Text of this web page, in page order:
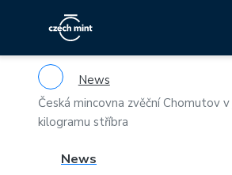
News
Česká mincovna zvěční Chomutov
kilogramu stříbra
News